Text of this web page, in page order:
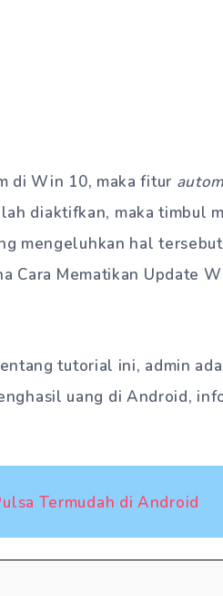
di Win 10, maka fitur
diaktifkan, maka timbul
mengeluhkan hal
Cara Mematikan Update
tutorial ini, admin
uang di Android,
Termudah di Android